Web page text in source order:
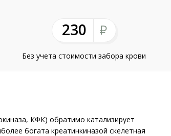
230
Без учета стоимости забора крови
КФК) обратимо катализирует
богата креатинкиназой скелетная